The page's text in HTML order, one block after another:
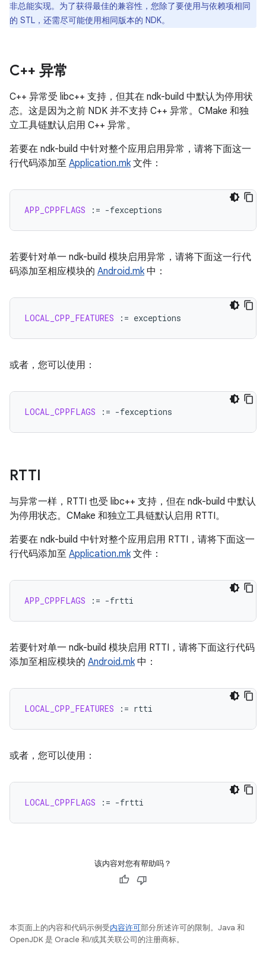
非总能实现。为了获得最佳的兼容性，您除了要使用与依赖项相同
的 STL，还需尽可能使用相同版本的 NDK。
C++ 异常
C++ 异常受 libc++ 支持，但其在 ndk-build 中默认为停用状
态。这是因为之前 NDK 并不支持 C++ 异常。CMake 和独
立工具链默认启用 C++ 异常。
若要在 ndk-build 中针对整个应用启用异常，请将下面这一
行代码添加至 Application.mk文件：
APP_CPPFLAGS :=
若要针对单一 ndk-build 模块启用异常，请将下面这一行代
码添加至相应模块的 Android.mk中：
LOCAL_CPP_FEATURES :=
或者，您可以使用：
LOCAL_CPPFLAGS :=
RTTI
与异常一样，RTTI 也受 libc++ 支持，但在 ndk-build 中默认
为停用状态。CMake 和独立工具链默认启用 RTTI。
若要在 ndk-build 中针对整个应用启用 RTTI，请将下面这一
行代码添加至 Application.mk文件：
APP_CPPFLAGS :=
若要针对单一 ndk-build 模块启用 RTTI，请将下面这行代码
添加至相应模块的 Android.mk中：
LOCAL_CPP_FEATURES :=
或者，您可以使用：
LOCAL_CPPFLAGS :=
该内容对您有帮助吗？
本页面上的内容和代码示例受内容许可部分所述许可的限制。Java 和
OpenJDK 是 Oracle 和/或其关联公司的注册商标。